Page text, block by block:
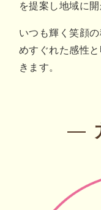
を提案し地域に
いつも輝く笑顔
めすぐれた感性
きます。